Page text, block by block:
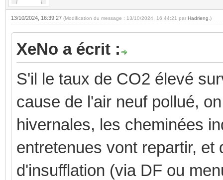
13/10/2024, 16:39:27 (Modification du message : 13/10/2024, 16:44:21 par Hadrieng .)
XeNo a écrit :
S'il le taux de CO2 élevé
cause de l'air neuf pollué,
hivernales, les cheminées
entretenues vont repartir, et
d'insufflation (via DF ou